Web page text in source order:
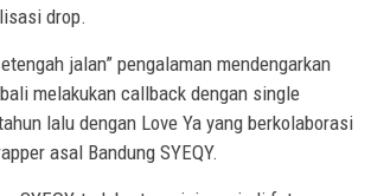
drop.
jalan” pengalaman mendengarkan
melakukan callback dengan single
lalu dengan Love Ya yang berkolaborasi
asal Bandung SYEQY.